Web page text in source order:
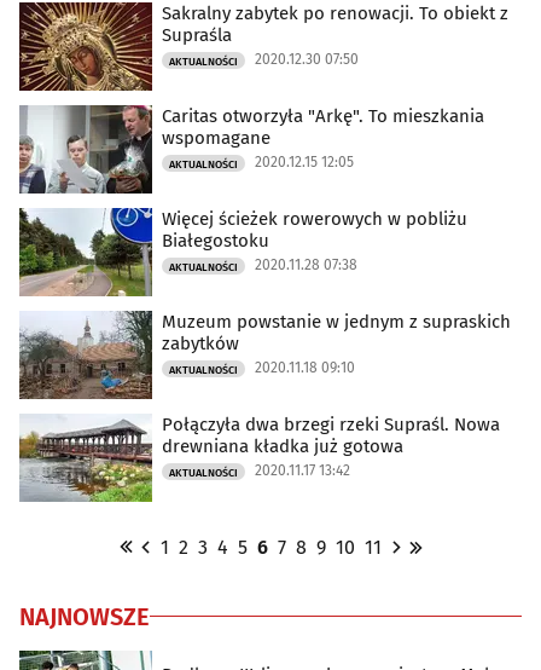
Sakralny zabytek po renowacji. To obiekt z
Supraśla
AKTUALNOŚCI 2020.12.30 07:50
Caritas otworzyła "Arkę". To mieszkania
wspomagane
AKTUALNOŚCI 2020.12.15 12:05
Więcej ścieżek rowerowych w pobliżu
Białegostoku
AKTUALNOŚCI 2020.11.28 07:38
Muzeum powstanie w jednym z supraskich
zabytków
AKTUALNOŚCI 2020.11.18 09:10
Połączyła dwa brzegi rzeki Supraśl. Nowa
drewniana kładka już gotowa
AKTUALNOŚCI 2020.11.17 13:42
1 2 3 4 5 6 7 8 9 10 11
NAJNOWSZE